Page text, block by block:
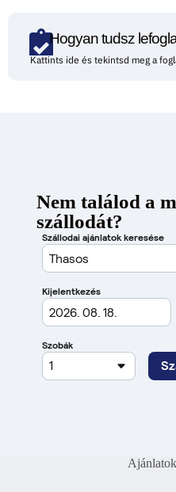
Hogyan tudsz
Kattints ide és tekintsd meg a
Nem találod a
szállodát?
Ajánlatok